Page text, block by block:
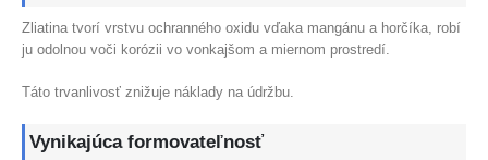
Zliatina tvorí vrstvu ochranného oxidu vďaka mangánu a horčíka, robí
ju odolnou voči korózii vo vonkajšom a miernom prostredí.
Táto trvanlivosť znižuje náklady na údržbu.
Vynikajúca formovateľnosť